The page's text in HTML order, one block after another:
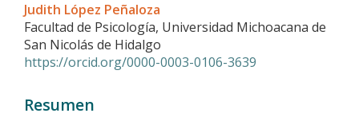
Judith López Peñaloza
Facultad de Psicología, Universidad Michoacana de
San Nicolás de Hidalgo
https://orcid.org/0000-0003-0106-3639
Resumen